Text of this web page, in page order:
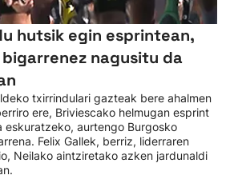
hutsik egin esprintean,
nagusitu da
txirrindulari gazteak bere ahalmen
ere, Briviescako helmugan esprint
eskuratzeko, aurtengo Burgosko
Felix Gallek, berriz, liderraren
Neilako aintziretako azken jardunaldi